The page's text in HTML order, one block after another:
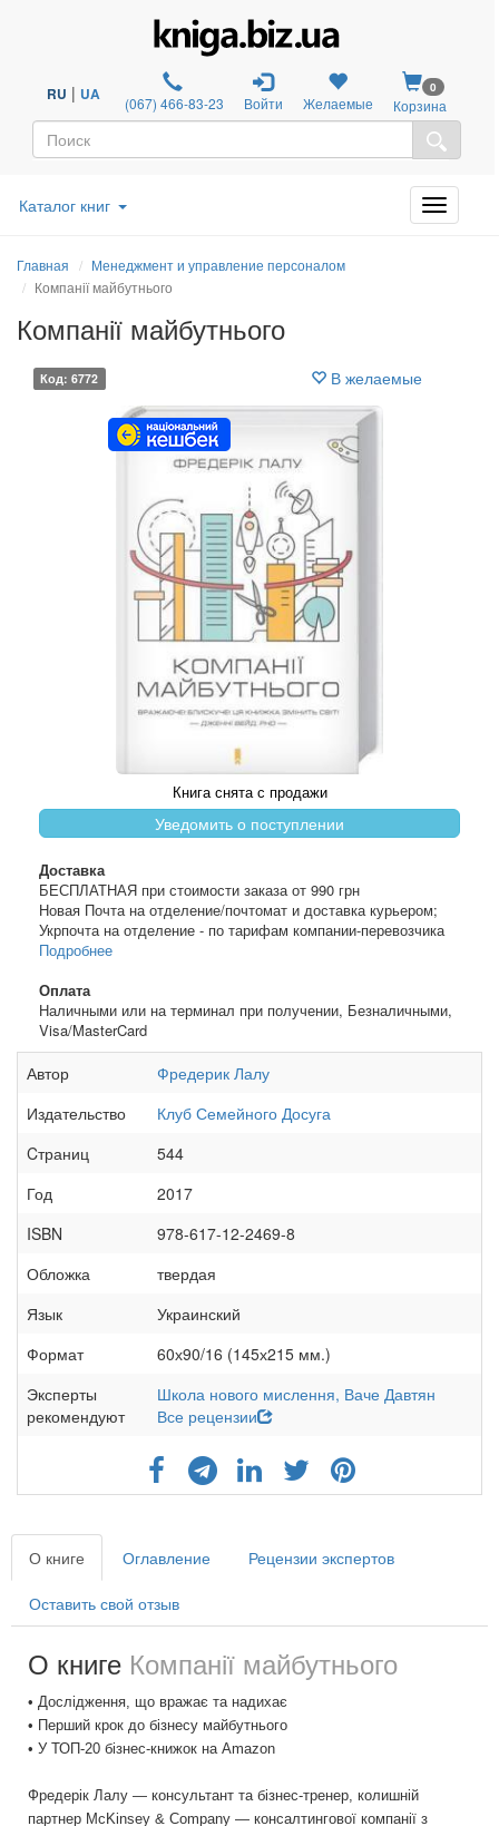
RU | UA (067) 466-83-23 Войти Желаемые
0
Корзина
Каталог книг
Главная
Менеджмент и управление персоналом
Компанії майбутнього
Компанії майбутнього
Код: 6772 В желаемые
Книга снята с продажи
Уведомить о поступлении
Доставка
БЕСПЛАТНАЯ при стоимости заказа от 990 грн
Новая Почта на отделение/почтомат и доставка курьером;
Укрпочта на отделение - по тарифам компании-перевозчика
Подробнее
Оплата
Наличными или на терминал при получении, Безналичными,
Visa/MasterCard
Автор
Фредерик Лалу
Издательство
Клуб Семейного Досуга
Cтраниц
544
Год
2017
ISBN
978-617-12-2469-8
Обложка
твердая
Язык
Украинский
Формат
60х90/16 (145х215 мм.)
Эксперты
рекомендуют
Школа нового мислення, Ваче Давтян
Все рецензии
О книге Оглавление Рецензии экспертов
Оставить свой отзыв
О книге Компанії майбутнього
• Дослідження, що вражає та надихає
• Перший крок до бізнесу майбутнього
• У ТОП-20 бізнес-книжок на Amazon
Фредерік Лалу — консультант та бізнес-тренер, колишній
партнер McKinsey & Company — консалтингової компанії з